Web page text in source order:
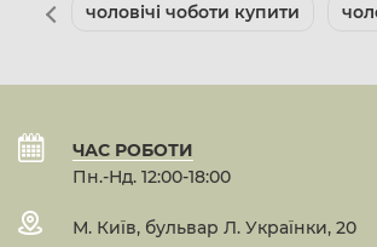
чоловічі чоботи купити
ЧАС РОБОТИ
Пн.-Нд. 12:00-18:00
М. Київ, бульвар Л. Українки, 20